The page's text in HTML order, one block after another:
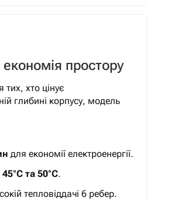
простору
хто цінує
глибині корпусу, модель
для економії електроенергії.
та 50°C.
тепловіддачі 6 ребер.